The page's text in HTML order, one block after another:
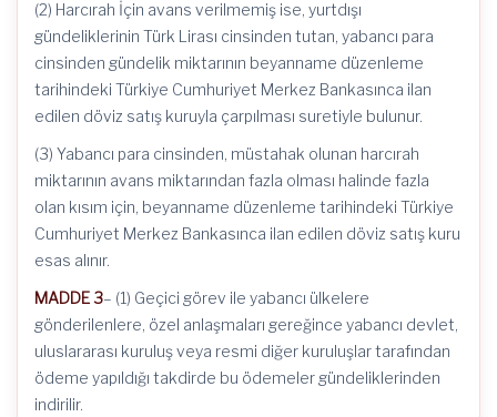
(2) Harcırah İçin avans verilmemiş ise, yurtdışı
gündeliklerinin Türk Lirası cinsinden tutan, yabancı para
cinsinden gündelik miktarının beyanname düzenleme
tarihindeki Türkiye Cumhuriyet Merkez Bankasınca ilan
edilen döviz satış kuruyla çarpılması suretiyle bulunur.
(3) Yabancı para cinsinden, müstahak olunan harcırah
miktarının avans miktarından fazla olması halinde fazla
olan kısım için, beyanname düzenleme tarihindeki Türkiye
Cumhuriyet Merkez Bankasınca ilan edilen döviz satış kuru
esas alınır.
MADDE 3– (1) Geçici görev ile yabancı ülkelere
gönderilenlere, özel anlaşmaları gereğince yabancı devlet,
uluslararası kuruluş veya resmi diğer kuruluşlar tarafından
ödeme yapıldığı takdirde bu ödemeler gündeliklerinden
indirilir.